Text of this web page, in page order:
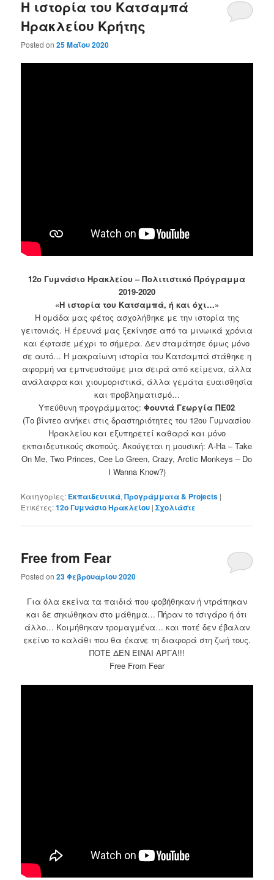
Η ιστορία του Κατσαμπά
Ηρακλείου Κρήτης
Posted on25 Μαΐου 2020
12ο Γυμνάσιο Ηρακλείου – Πολιτιστικό Πρόγραμμα
2019-2020
«Η ιστορία του Κατσαμπά, ή και όχι…»
Η ομάδα μας φέτος ασχολήθηκε με την ιστορία της
γειτονιάς. Η έρευνά μας ξεκίνησε από τα μινωικά χρόνια
και έφτασε μέχρι το σήμερα. Δεν σταμάτησε όμως μόνο
σε αυτό… Η μακραίωνη ιστορία του Κατσαμπά στάθηκε η
αφορμή να εμπνευστούμε μια σειρά από κείμενα, άλλα
ανάλαφρα και χιουμοριστικά, άλλα γεμάτα ευαισθησία
και προβληματισμό…
Υπεύθυνη προγράμματος:Φουντά Γεωργία ΠΕ02
(Το βίντεο ανήκει στις δραστηριότητες του 12ου Γυμνασίου
Ηρακλείου και εξυπηρετεί καθαρά και μόνο
εκπαιδευτικούς σκοπούς. Ακούγεται η μουσική: A-Ha – Take
On Me, Two Princes, Cee Lo Green, Crazy, Arctic Monkeys – Do
I Wanna Know?)
Κατηγορίες: Εκπαιδευτικά,Προγράμματα & Projects |
Ετικέτες:12ο Γυμνάσιο Ηρακλείου |Σχολιάστε
Free from Fear
Posted on23 Φεβρουαρίου 2020
Για όλα εκείνα τα παιδιά που φοβήθηκαν ή ντράπηκαν
και δε σηκώθηκαν στο μάθημα… Πήραν το τσιγάρο ή ότι
άλλο… Κοιμήθηκαν τρομαγμένα… και ποτέ δεν έβαλαν
εκείνο το καλάθι που θα έκανε τη διαφορά στη ζωή τους.
ΠΟΤΕ ΔΕΝ ΕΙΝΑΙ ΑΡΓΑ!!!
Free From Fear